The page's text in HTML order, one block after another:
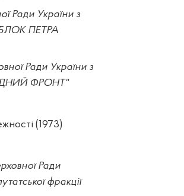
Ради України з
"БЛОК ПЕТРА
Ради України з
ФРОНТ"
(1973)
Ради
фракції